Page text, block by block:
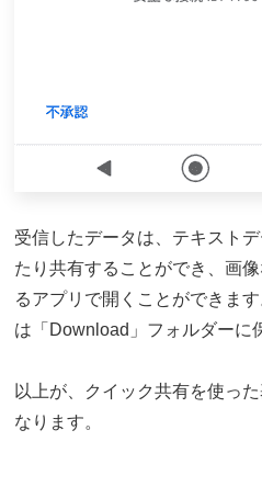
受信したデータは、テキスト
たり共有することができ、画
るアプリで開くことができま
は「Download」フォルダーに
以上が、クイック共有を使っ
なります。